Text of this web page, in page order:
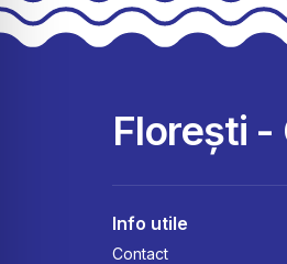
Florești -
Info utile
Contact